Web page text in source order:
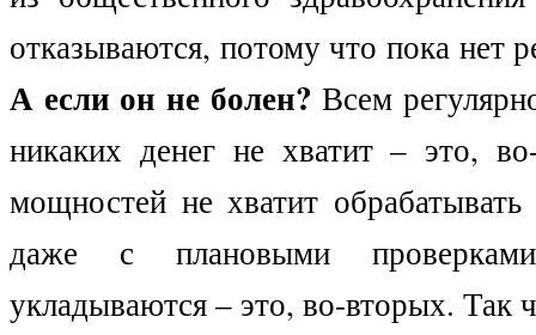
отказываются, потому что пока нет
А если он не болен? Всем
никаких денег не хватит – это,
мощностей не хватит
даже с плановыми
укладываются – это, во-вторых. Так